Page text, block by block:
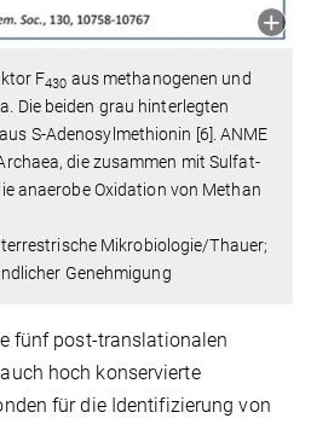
F430 aus methanogenen und
Die beiden grau hinterlegten
S-Adenosylmethionin [6]. ANME
die zusammen mit Sulfat-
anaerobe Oxidation von Methan
Mikrobiologie/Thauer;
Genehmigung
fünf post-translationalen
hoch konservierte
für die Identifizierung von